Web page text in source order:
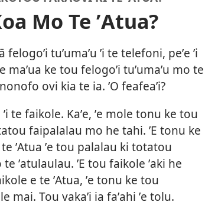
Mo Te ʼAtua?
felogoʼi tuʼumaʼu ʼi te telefoni, peʼe ʼi
maʼua ke tou felogoʼi tuʼumaʼu mo te
ovi kia te ia. ʼO feafeaʼi?
te faikole. Kaʼe, ʼe mole tonu ke tou
faipalalau mo he tahi. ʼE tonu ke
ʼAtua ʼe tou palalau ki totatou
ʼatulaulau. ʼE tou faikole ʼaki he
e te ʼAtua, ʼe tonu ke tou
mai. Tou vakaʼi ia faʼahi ʼe tolu.